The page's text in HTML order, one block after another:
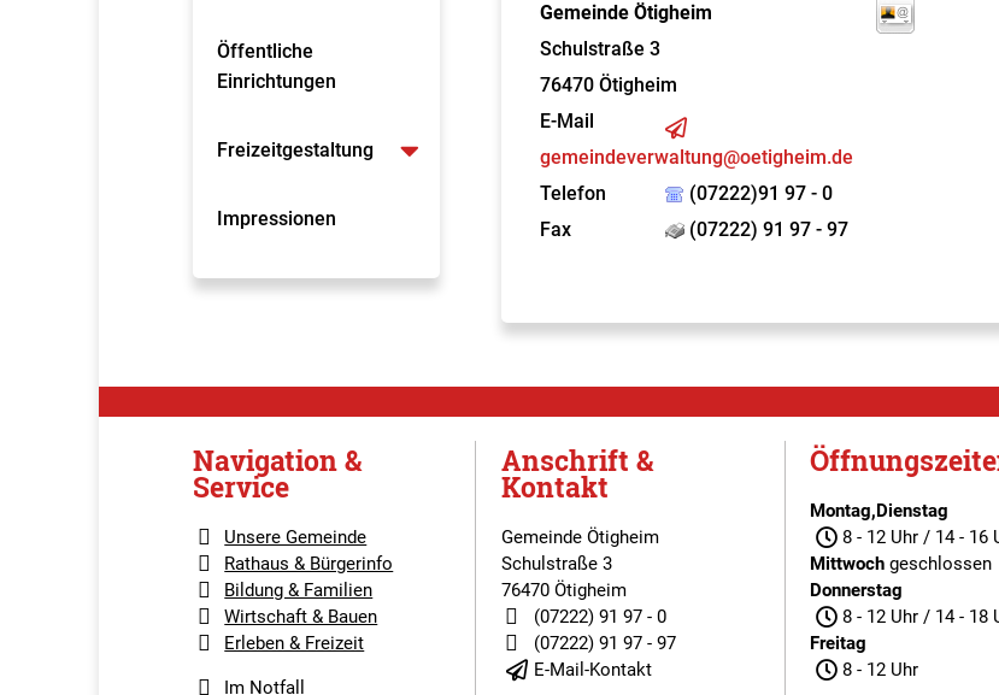
Öffentliche
Einrichtungen
Freizeitgestaltung
Impressionen
Gemeinde Ötigheim
Schulstraße 3
76470 Ötigheim
E-Mail
gemeindeverwaltung@oetigheim.de
Telefon
(07222)91 97 - 0
Fax
(07222) 91 97 - 97
Navigation &
Service
Unsere Gemeinde
Rathaus & Bürgerinfo
Bildung & Familien
Wirtschaft & Bauen
Erleben & Freizeit
Im Notfall
Anschrift &
Kontakt
Gemeinde Ötigheim
Schulstraße 3
76470 Ötigheim
(07222) 91 97 - 0
(07222) 91 97 - 97
E-Mail-Kontakt
Montag,Dienstag
8 - 12 Uhr / 14 - 16
Mittwoch geschlossen
Donnerstag
8 - 12 Uhr / 14 - 18
Freitag
8 - 12 Uhr